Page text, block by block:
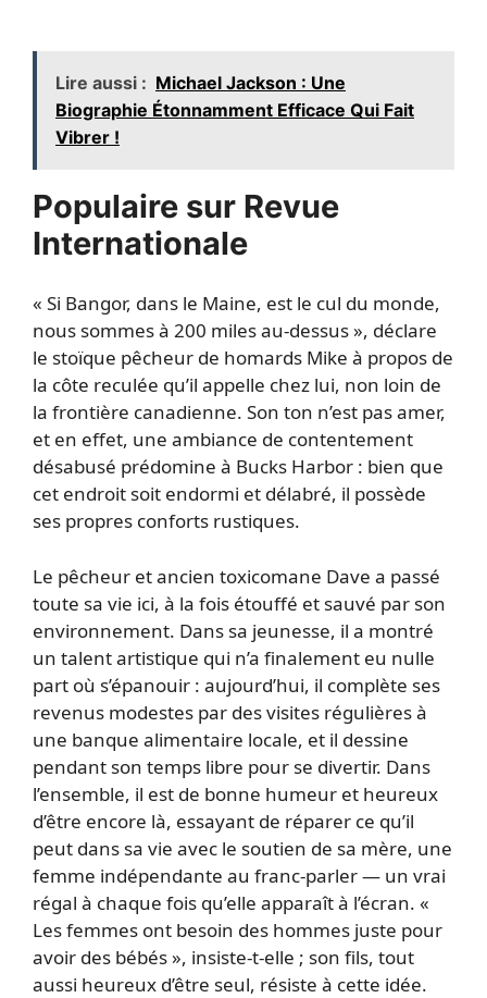
Lire aussi : Michael Jackson : Une
Biographie Étonnamment Efficace Qui Fait
Vibrer !
Populaire sur Revue
Internationale
« Si Bangor, dans le Maine, est le cul du monde,
nous sommes à 200 miles au-dessus », déclare
le stoïque pêcheur de homards Mike à propos de
la côte reculée qu’il appelle chez lui, non loin de
la frontière canadienne. Son ton n’est pas amer,
et en effet, une ambiance de contentement
désabusé prédomine à Bucks Harbor : bien que
cet endroit soit endormi et délabré, il possède
ses propres conforts rustiques.
Le pêcheur et ancien toxicomane Dave a passé
toute sa vie ici, à la fois étouffé et sauvé par son
environnement. Dans sa jeunesse, il a montré
un talent artistique qui n’a finalement eu nulle
part où s’épanouir : aujourd’hui, il complète ses
revenus modestes par des visites régulières à
une banque alimentaire locale, et il dessine
pendant son temps libre pour se divertir. Dans
l’ensemble, il est de bonne humeur et heureux
d’être encore là, essayant de réparer ce qu’il
peut dans sa vie avec le soutien de sa mère, une
femme indépendante au franc-parler — un vrai
régal à chaque fois qu’elle apparaît à l’écran. «
Les femmes ont besoin des hommes juste pour
avoir des bébés », insiste-t-elle ; son fils, tout
aussi heureux d’être seul, résiste à cette idée.